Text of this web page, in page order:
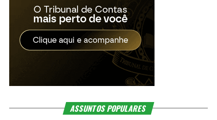
ASSUNTOS POPULARES